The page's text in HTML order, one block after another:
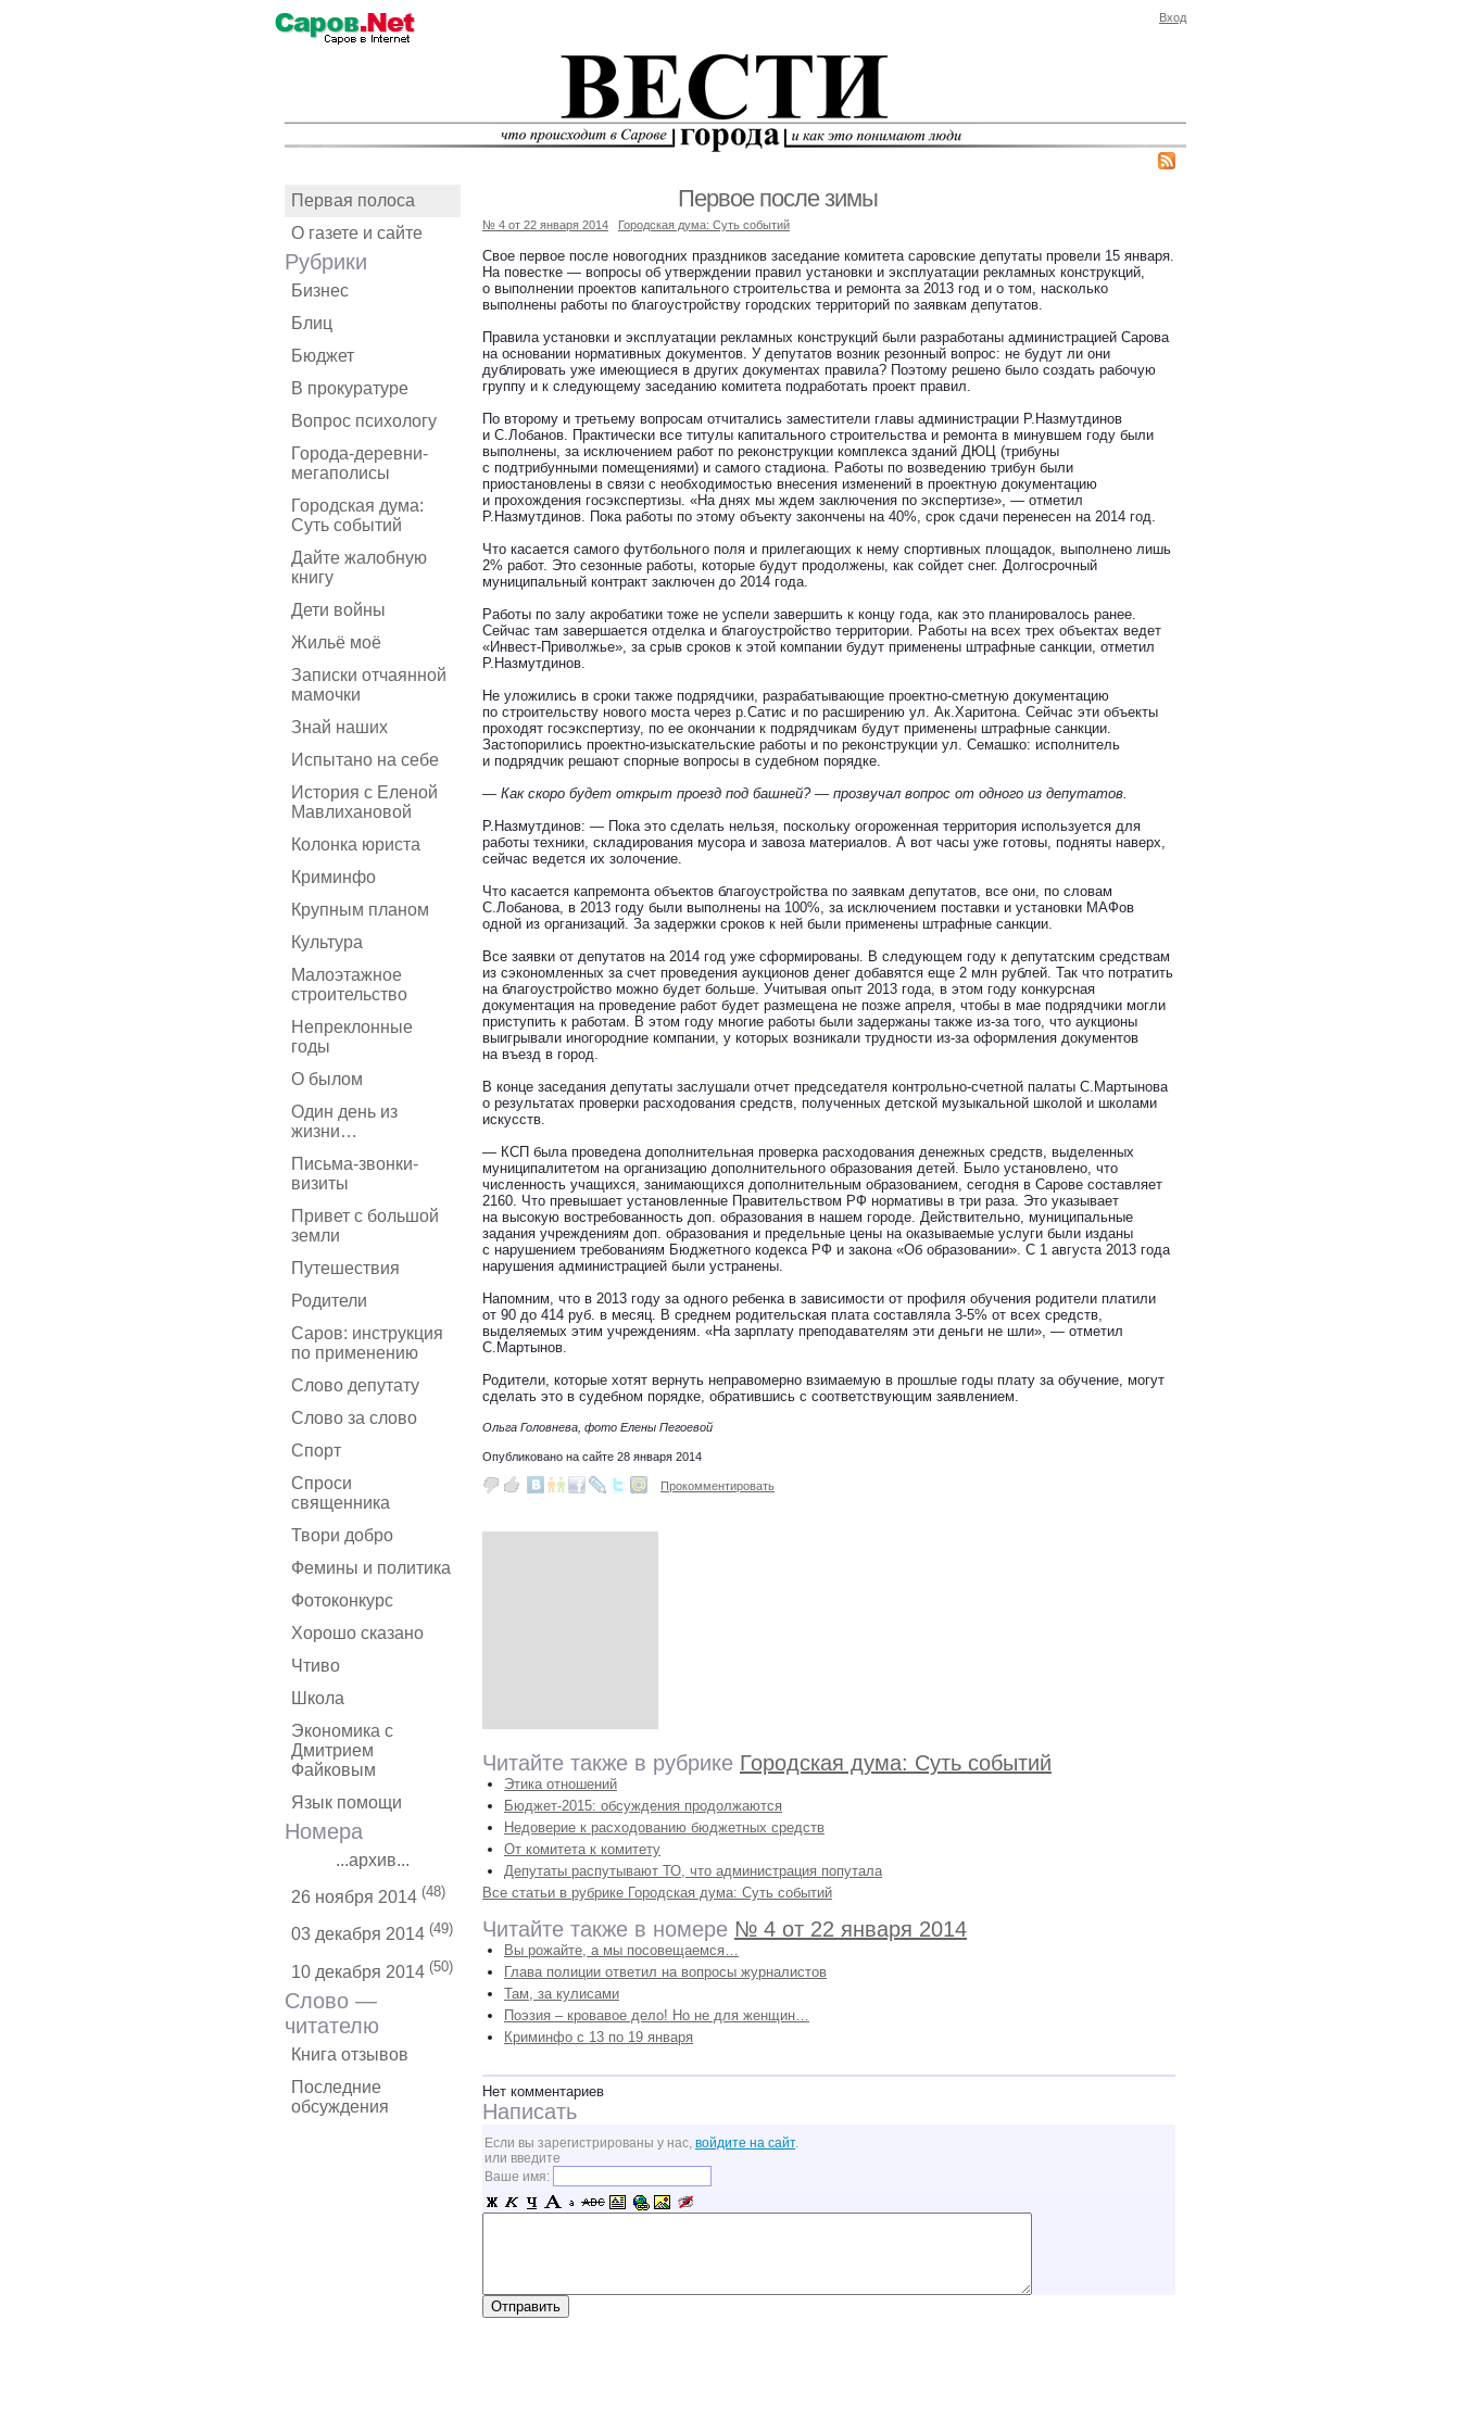
Вход
Первая полоса
О газете и сайте
Рубрики
Бизнес
Блиц
Бюджет
В прокуратуре
Вопрос психологу
Города-деревни-
мегаполисы
Городская дума:
Суть событий
Дайте жалобную
книгу
Дети войны
Жильё моё
Записки отчаянной
мамочки
Знай наших
Испытано на себе
История с Еленой
Мавлихановой
Колонка юриста
Криминфо
Крупным планом
Культура
Малоэтажное
строительство
Непреклонные
годы
О былом
Один день из
жизни…
Письма-звонки-
визиты
Привет с большой
земли
Путешествия
Родители
Саров: инструкция
по применению
Слово депутату
Слово за слово
Спорт
Спроси
священника
Твори добро
Фемины и политика
Фотоконкурс
Хорошо сказано
Чтиво
Школа
Экономика с
Дмитрием
Файковым
Язык помощи
Номера
...архив...
26 ноября 2014 (48)
03 декабря 2014 (49)
10 декабря 2014 (50)
Слово —
читателю
Книга отзывов
Последние
обсуждения
Первое после зимы
№ 4 от 22 января 2014 Городская дума: Суть событий
Свое первое после новогодних праздников заседание комитета саровские депутаты провели 15 января.
На повестке — вопросы об утверждении правил установки и эксплуатации рекламных конструкций,
о выполнении проектов капитального строительства и ремонта за 2013 год и о том, насколько
выполнены работы по благоустройству городских территорий по заявкам депутатов.
Правила установки и эксплуатации рекламных конструкций были разработаны администрацией Сарова
на основании нормативных документов. У депутатов возник резонный вопрос: не будут ли они
дублировать уже имеющиеся в других документах правила? Поэтому решено было создать рабочую
группу и к следующему заседанию комитета подработать проект правил.
По второму и третьему вопросам отчитались заместители главы администрации Р.Назмутдинов
и С.Лобанов. Практически все титулы капитального строительства и ремонта в минувшем году были
выполнены, за исключением работ по реконструкции комплекса зданий ДЮЦ (трибуны
с подтрибунными помещениями) и самого стадиона. Работы по возведению трибун были
приостановлены в связи с необходимостью внесения изменений в проектную документацию
и прохождения госэкспертизы. «На днях мы ждем заключения по экспертизе», — отметил
Р.Назмутдинов. Пока работы по этому объекту закончены на 40%, срок сдачи перенесен на 2014 год.
Что касается самого футбольного поля и прилегающих к нему спортивных площадок, выполнено лишь
2% работ. Это сезонные работы, которые будут продолжены, как сойдет снег. Долгосрочный
муниципальный контракт заключен до 2014 года.
Работы по залу акробатики тоже не успели завершить к концу года, как это планировалось ранее.
Сейчас там завершается отделка и благоустройство территории. Работы на всех трех объектах ведет
«Инвест-Приволжье», за срыв сроков к этой компании будут применены штрафные санкции, отметил
Р.Назмутдинов.
Не уложились в сроки также подрядчики, разрабатывающие проектно-сметную документацию
по строительству нового моста через р.Сатис и по расширению ул. Ак.Харитона. Сейчас эти объекты
проходят госэкспертизу, по ее окончании к подрядчикам будут применены штрафные санкции.
Застопорились проектно-изыскательские работы и по реконструкции ул. Семашко: исполнитель
и подрядчик решают спорные вопросы в судебном порядке.
— Как скоро будет открыт проезд под башней? — прозвучал вопрос от одного из депутатов.
Р.Назмутдинов: — Пока это сделать нельзя, поскольку огороженная территория используется для
работы техники, складирования мусора и завоза материалов. А вот часы уже готовы, подняты наверх,
сейчас ведется их золочение.
Что касается капремонта объектов благоустройства по заявкам депутатов, все они, по словам
С.Лобанова, в 2013 году были выполнены на 100%, за исключением поставки и установки МАФов
одной из организаций. За задержки сроков к ней были применены штрафные санкции.
Все заявки от депутатов на 2014 год уже сформированы. В следующем году к депутатским средствам
из сэкономленных за счет проведения аукционов денег добавятся еще 2 млн рублей. Так что потратить
на благоустройство можно будет больше. Учитывая опыт 2013 года, в этом году конкурсная
документация на проведение работ будет размещена не позже апреля, чтобы в мае подрядчики могли
приступить к работам. В этом году многие работы были задержаны также из-за того, что аукционы
выигрывали иногородние компании, у которых возникали трудности из-за оформления документов
на въезд в город.
В конце заседания депутаты заслушали отчет председателя контрольно-счетной палаты С.Мартынова
о результатах проверки расходования средств, полученных детской музыкальной школой и школами
искусств.
— КСП была проведена дополнительная проверка расходования денежных средств, выделенных
муниципалитетом на организацию дополнительного образования детей. Было установлено, что
численность учащихся, занимающихся дополнительным образованием, сегодня в Сарове составляет
2160. Что превышает установленные Правительством РФ нормативы в три раза. Это указывает
на высокую востребованность доп. образования в нашем городе. Действительно, муниципальные
задания учреждениям доп. образования и предельные цены на оказываемые услуги были изданы
с нарушением требованиям Бюджетного кодекса РФ и закона «Об образовании». С 1 августа 2013 года
нарушения администрацией были устранены.
Напомним, что в 2013 году за одного ребенка в зависимости от профиля обучения родители платили
от 90 до 414 руб. в месяц. В среднем родительская плата составляла 3-5% от всех средств,
выделяемых этим учреждениям. «На зарплату преподавателям эти деньги не шли», — отметил
С.Мартынов.
Родители, которые хотят вернуть неправомерно взимаемую в прошлые годы плату за обучение, могут
сделать это в судебном порядке, обратившись с соответствующим заявлением.
Ольга Головнева, фото Елены Пегоевой
Опубликовано на сайте 28 января 2014
Прокомментировать
Читайте также в рубрике Городская дума: Суть событий
Этика отношений
Бюджет-2015: обсуждения продолжаются
Недоверие к расходованию бюджетных средств
От комитета к комитету
Депутаты распутывают ТО, что администрация попутала
Все статьи в рубрике Городская дума: Суть событий
Читайте также в номере № 4 от 22 января 2014
Вы рожайте, а мы посовещаемся…
Глава полиции ответил на вопросы журналистов
Там, за кулисами
Поэзия – кровавое дело! Но не для женщин…
Криминфо с 13 по 19 января
Нет комментариев
Написать
Если вы зарегистрированы у нас, войдите на сайт.
или введите
Ваше имя: